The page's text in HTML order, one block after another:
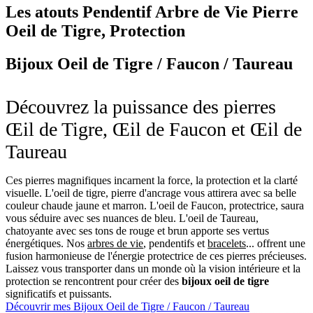
Les atouts Pendentif Arbre de Vie Pierre
Oeil de Tigre, Protection
Bijoux Oeil de Tigre / Faucon / Taureau
Découvrez la puissance des pierres
Œil de Tigre, Œil de Faucon et Œil de
Taureau
Ces pierres magnifiques incarnent la force, la protection et la clarté
visuelle. L'oeil de tigre, pierre d'ancrage vous attirera avec sa belle
couleur chaude jaune et marron. L'oeil de Faucon, protectrice, saura
vous séduire avec ses nuances de bleu. L'oeil de Taureau,
chatoyante avec ses tons de rouge et brun apporte ses vertus
énergétiques. Nos arbres de vie, pendentifs et bracelets... offrent une
fusion harmonieuse de l'énergie protectrice de ces pierres précieuses.
Laissez vous transporter dans un monde où la vision intérieure et la
protection se rencontrent pour créer des bijoux oeil de tigre
significatifs et puissants.
Découvrir mes Bijoux Oeil de Tigre / Faucon / Taureau